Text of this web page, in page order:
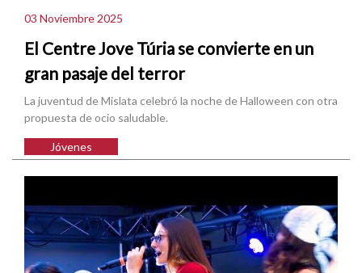
03 Noviembre 2025
El Centre Jove Túria se convierte en un
gran pasaje del terror
La juventud de Mislata celebró la noche de Halloween con otra
propuesta de ocio saludable.
Jóvenes